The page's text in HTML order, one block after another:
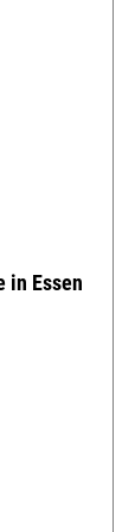
in Essen